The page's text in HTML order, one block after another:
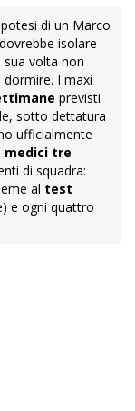
di un Marco
isolare
sua volta non
I maxi
previsti
sotto dettatura
ufficialmente
medici tre
di squadra:
al test
e ogni quattro